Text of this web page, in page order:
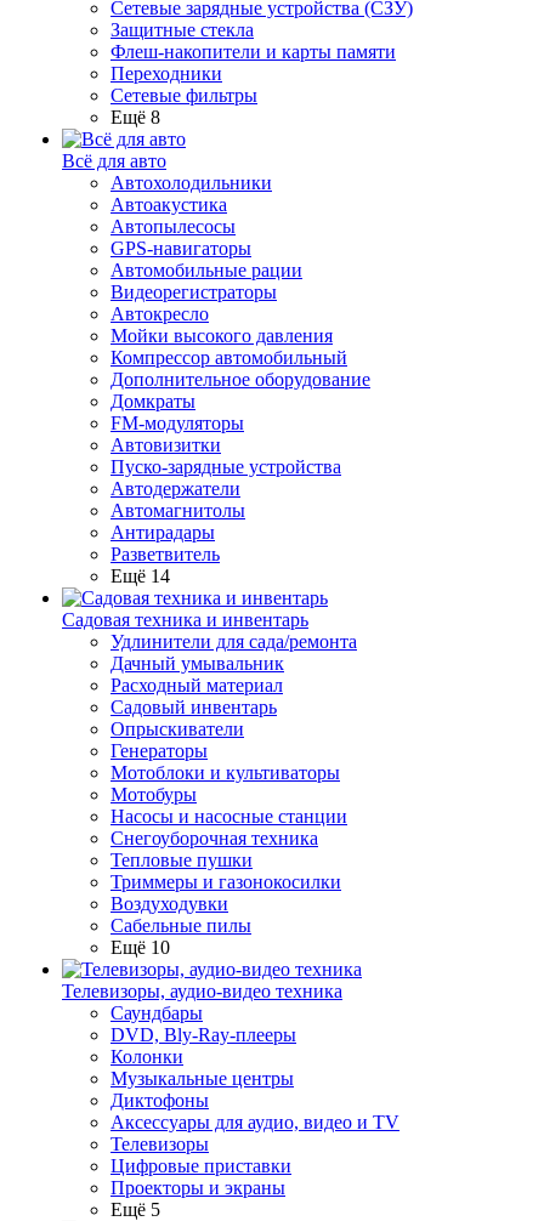
Сетевые зарядные устройства (СЗУ)
Защитные стекла
Флеш-накопители и карты памяти
Переходники
Сетевые фильтры
Ещё 8
Всё для авто
Автохолодильники
Автоакустика
Автопылесосы
GPS-навигаторы
Автомобильные рации
Видеорегистраторы
Автокресло
Мойки высокого давления
Компрессор автомобильный
Дополнительное оборудование
Домкраты
FM-модуляторы
Автовизитки
Пуско-зарядные устройства
Автодержатели
Автомагнитолы
Антирадары
Разветвитель
Ещё 14
Садовая техника и инвентарь
Удлинители для сада/ремонта
Дачный умывальник
Расходный материал
Садовый инвентарь
Опрыскиватели
Генераторы
Мотоблоки и культиваторы
Мотобуры
Насосы и насосные станции
Снегоуборочная техника
Тепловые пушки
Триммеры и газонокосилки
Воздуходувки
Сабельные пилы
Ещё 10
Телевизоры, аудио-видео техника
Саундбары
DVD, Bly-Ray-плееры
Колонки
Музыкальные центры
Диктофоны
Аксессуары для аудио, видео и TV
Телевизоры
Цифровые приставки
Проекторы и экраны
Ещё 5